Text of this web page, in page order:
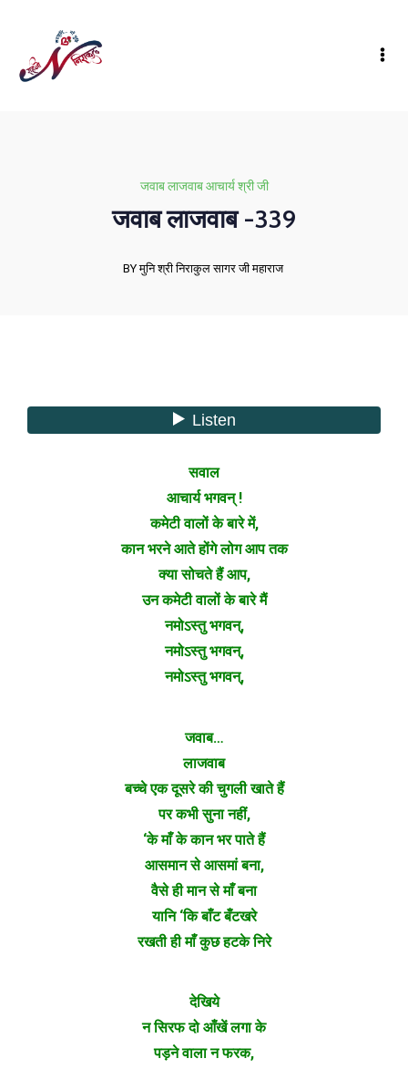
जवाब लाजवाब आचार्य श्री जी
जवाब लाजवाब -339
BY मुनि श्री निराकुल सागर जी महाराज
सवाल
आचार्य भगवन् !
कमेटी वालों के बारे में,
कान भरने आते होंगे लोग आप तक
क्या सोचते हैं आप,
उन कमेटी वालों के बारे मैं
नमोऽस्तु भगवन्,
नमोऽस्तु भगवन्,
नमोऽस्तु भगवन्,
जवाब…
लाजवाब
बच्चे एक दूसरे की चुगली खाते हैं
पर कभी सुना नहीं,
‘के माँ के कान भर पाते हैं
आसमान से आसमां बना,
वैसे ही मान से माँ बना
यानि ‘कि बाँट बँटखरे
रखती ही माँ कुछ हटके निरे
देखिये
न सिरफ दो आँखें लगा के
पड़ने वाला न फरक,